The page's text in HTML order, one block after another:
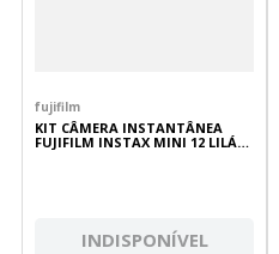
fujifilm
KIT CÂMERA INSTANTÂNEA
FUJIFILM INSTAX MINI 12 LILÁS
+ PACK 10 POSES MERMAID
INDISPONÍVEL